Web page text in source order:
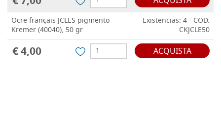
Ocre français JCLES pigmento
Kremer (40040), 50 gr
Existencias: 4 - COD.
CKJCLE50
€ 4,00 ACQUISTA